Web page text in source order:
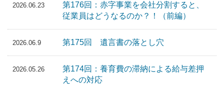
2026.06.23
第176回：赤字事業を会社分割すると、
従業員はどうなるのか？！（前編）
2026.06.9 第175回 遺言書の落とし穴
2026.05.26
第174回：養育費の滞納による給与差押
えへの対応